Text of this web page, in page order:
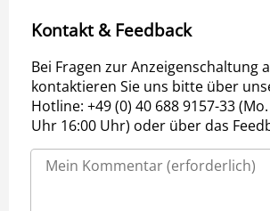
Kontakt & Feedback
Bei Fragen zur Anzeigenschaltung
kontaktieren Sie uns bitte über
Hotline: +49 (0) 40 688 9157-33
Uhr 16:00 Uhr) oder über das